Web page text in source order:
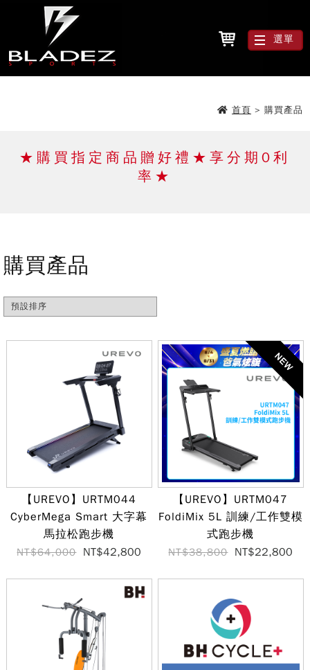
選單
首頁 > 購買產品
★購買指定商品贈好禮★享分期0利
率★
購買產品
【UREVO】URTM044
CyberMega Smart 大字幕
馬拉松跑步機
NT$64,000 NT$42,800
【UREVO】URTM047
FoldiMix 5L 訓練/工作雙模
式跑步機
NT$38,800 NT$22,800